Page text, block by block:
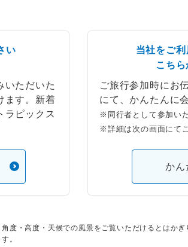
い
いただいた
ます。新着
ラピックス
当社をご
こち
ご旅行参加時にお
にて、かんたんに
※同行者として参加い
※詳細は次の画面にて
かん
・高度・天候での風景をご覧いただけるとはかぎ
。